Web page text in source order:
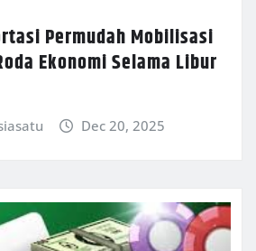
Permudah Mobilisasi
Ekonomi Selama Libur
Dec 20, 2025